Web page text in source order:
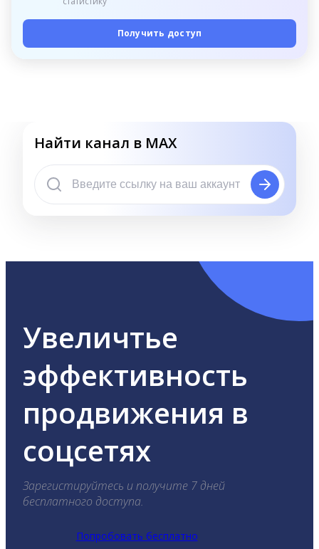
Получить доступ
Найти канал в MAX
Увеличтье
эффективность
продвижения в
соцсетях
Зарегистируйтесь и получите 7 дней
бесплатного доступа.
Попробовать бесплатно